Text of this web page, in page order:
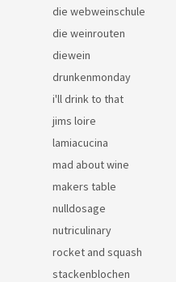
die webweinschule
die weinrouten
diewein
drunkenmonday
i'll drink to that
jims loire
lamiacucina
mad about wine
makers table
nulldosage
nutriculinary
rocket and squash
stackenblochen